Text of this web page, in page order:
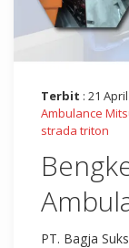
Terbit : 21
Ambulance
strada triton
PT. Bagja